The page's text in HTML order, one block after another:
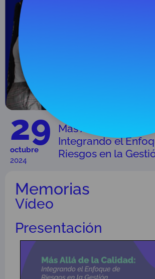
29
octubre
2024
Más Allá de la
Integrando el
Riesgos en la
Memorias
Vídeo
Presentación